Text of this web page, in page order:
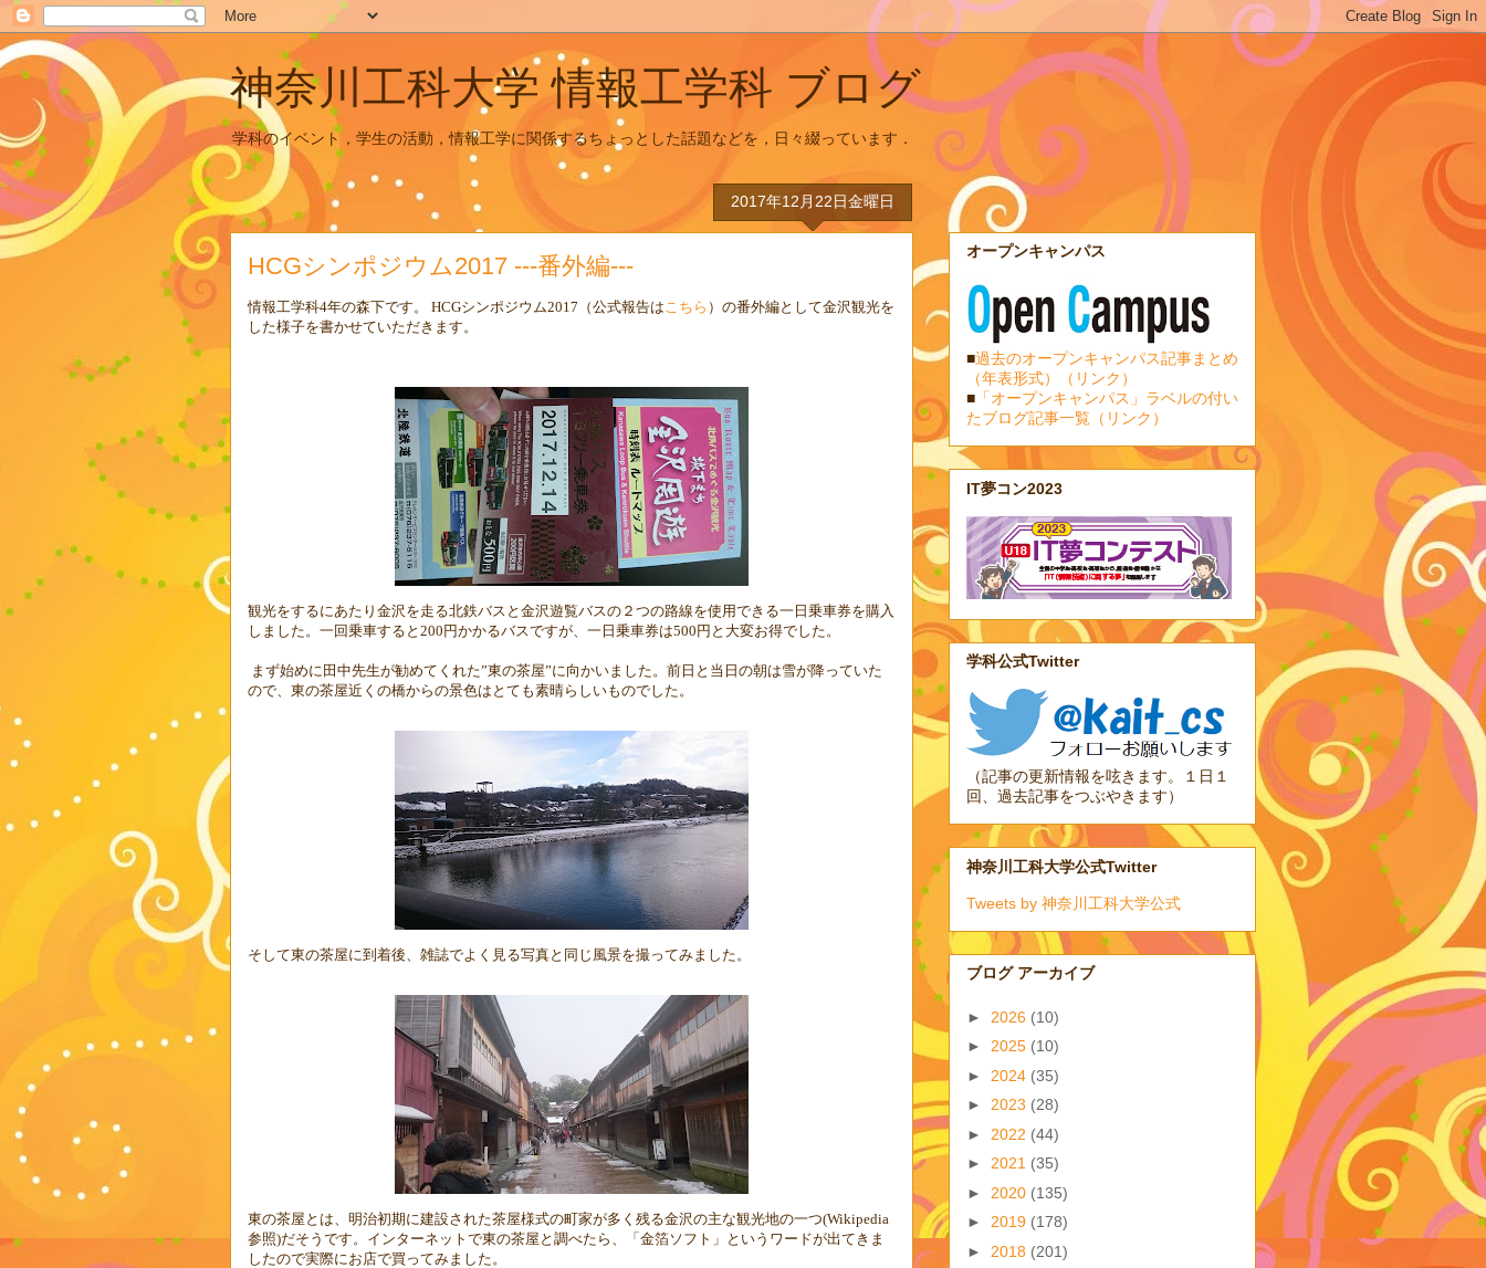
神奈川工科大学 情報工学科 ブログ
学科のイベント，学生の活動，情報工学に関係するちょっとした話題などを，日々綴っています．
2017年12月22日金曜日
HCGシンポジウム2017 ---番外編---
情報工学科4年の森下です。 HCGシンポジウム2017（公式報告はこちら ） の番外編として金沢観光を
した様子を書かせていただきます。
観光をするにあたり金沢を走る北鉄バスと金沢遊覧バスの２つの路線を使用できる一日乗車券を購入
しました。一回乗車すると 200 円かかるバスですが、一日乗車券は500 円と大変お得でした。
まず始めに田中先生が勧めてくれた”東の茶屋”に向かいました。前日と当日の朝は雪が降っていた
ので、東の茶屋近くの橋からの景色はとても素晴らしいものでした。
そして東の茶屋に到着後、雑誌でよく見る写真と同じ風景を撮ってみました。
東の茶屋とは、明治初期に建設された茶屋様式の町家が多く残る金沢の主な観光地の一つ(Wikipedia
参照)だそうです。インターネットで東の茶屋と調べたら、「金箔ソフト」というワードが出てきま
したので実際にお店で買ってみました。
オープンキャンパス
■過去のオープンキャンパス記事まとめ
（年表形式）（リンク）
■ 「オープンキャンパス」ラベルの付い
たブログ記事一覧（リンク）
IT夢コン2023
学科公式Twitter
（記事の更新情報を呟きます。１日１
回、過去記事をつぶやきます）
神奈川工科大学公式Twitter
Tweets by 神奈川工科大学公式
ブログ アーカイブ
► 2026 (10)
► 2025 (10)
► 2024 (35)
► 2023 (28)
► 2022 (44)
► 2021 (35)
► 2020 (135)
► 2019 (178)
► 2018 (201)